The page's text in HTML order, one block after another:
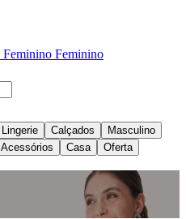
Feminino Feminino
Lingerie Calçados
Masculino
Acessórios Casa Oferta